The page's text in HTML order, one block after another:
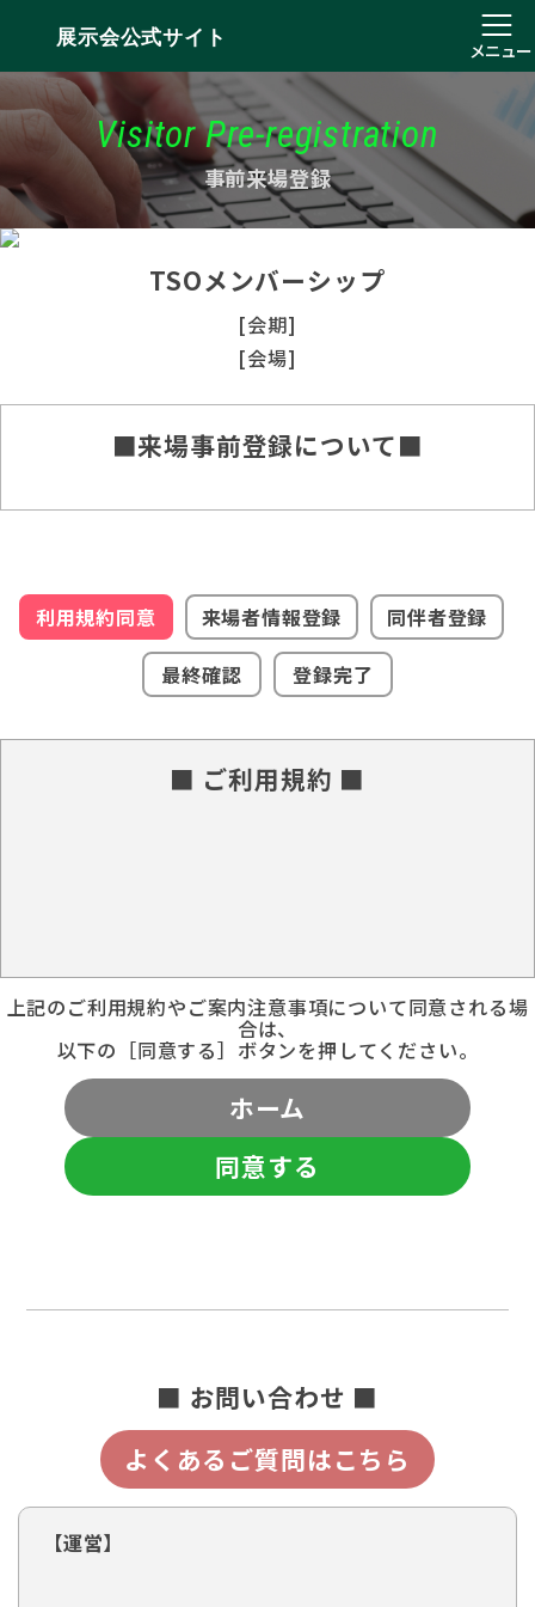
展示会公式サイト
メニュー
Visitor Pre-registration
事前来場登録
TSOメンバーシップ
[会期]
[会場]
■来場事前登録について■
利用規約同意 来場者情報登録
同伴者登録
最終確認
登録完了
■ ご利用規約 ■
上記のご利用規約やご案内注意事項について同意される場
合は、
以下の［同意する］ボタンを押してください。
ホーム
同意する
■ お問い合わせ ■
よくあるご質問はこちら
【運営】